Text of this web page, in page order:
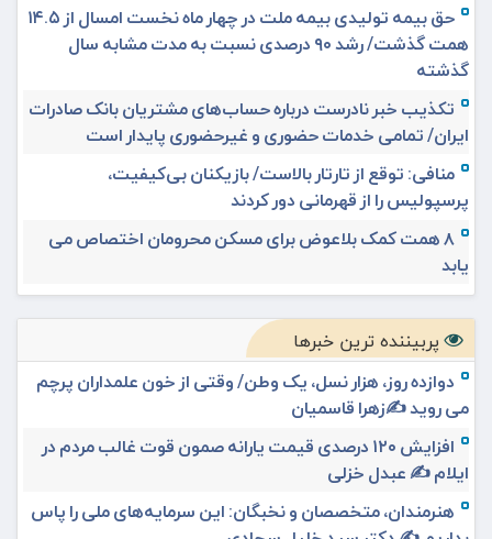
حق بیمه تولیدی بیمه ملت در چهار ماه نخست امسال از ۱۴.۵
همت گذشت/ رشد ۹۰ درصدی نسبت به مدت مشابه سال
گذشته
تکذیب خبر نادرست درباره حساب‌های مشتریان بانک صادرات
ایران/ تمامی خدمات حضوری و غیرحضوری پایدار است
منافی: توقع از تارتار بالاست/ بازیکنان بی‌کیفیت،
پرسپولیس را از قهرمانی دور کردند
۸ همت کمک بلاعوض برای مسکن محرومان اختصاص می
یابد
پربیننده ترین خبرها
دوازده روز، هزار نسل، یک وطن/ وقتی از خون علمداران پرچم
می روید ✍️زهرا قاسمیان
افزایش ۱۲۰ درصدی قیمت یارانه صمون قوت غالب مردم در
ایلام ✍️ عبدل خزلی
هنرمندان، متخصصان و نخبگان: این سرمایه‌های ملی را پاس